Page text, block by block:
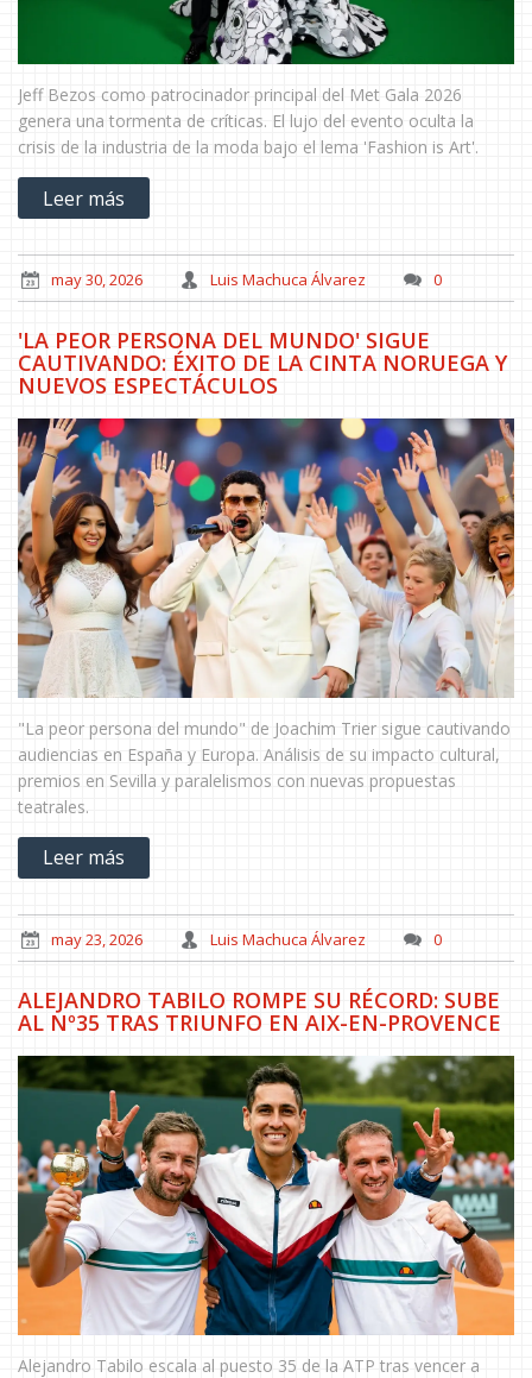
Jeff Bezos como patrocinador principal del Met Gala 2026
genera una tormenta de críticas. El lujo del evento oculta la
crisis de la industria de la moda bajo el lema 'Fashion is Art'.
Leer más
may 30, 2026 Luis Machuca Álvarez 0
'LA PEOR PERSONA DEL MUNDO' SIGUE
CAUTIVANDO: ÉXITO DE LA CINTA NORUEGA Y
NUEVOS ESPECTÁCULOS
"La peor persona del mundo" de Joachim Trier sigue cautivando
audiencias en España y Europa. Análisis de su impacto cultural,
premios en Sevilla y paralelismos con nuevas propuestas
teatrales.
Leer más
may 23, 2026 Luis Machuca Álvarez 0
ALEJANDRO TABILO ROMPE SU RÉCORD: SUBE
AL Nº35 TRAS TRIUNFO EN AIX-EN-PROVENCE
Alejandro Tabilo escala al puesto 35 de la ATP tras vencer a